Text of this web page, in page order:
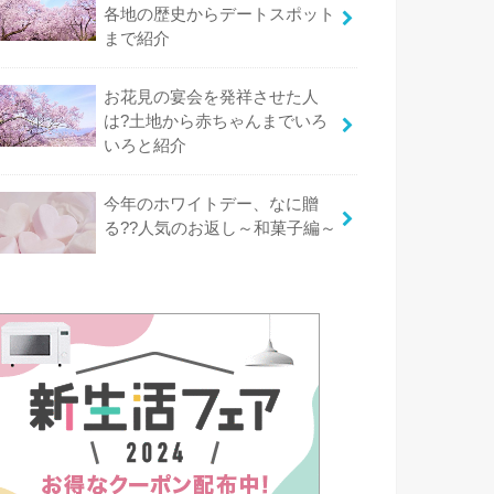
各地の歴史からデートスポット
まで紹介
お花見の宴会を発祥させた人
は?土地から赤ちゃんまでいろ
いろと紹介
今年のホワイトデー、なに贈
る??人気のお返し～和菓子編～